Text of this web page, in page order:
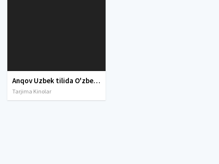
Anqov Uzbek tilida O'zbekcha tarjima kino 1965 HD tas-ix skachat
Tarjima Kinolar